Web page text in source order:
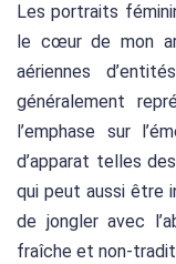
Les portraits
le cœur de mon
aériennes
généralement
l’emphase sur
d’apparat telles
qui peut aussi être
de jongler avec
fraîche et non-